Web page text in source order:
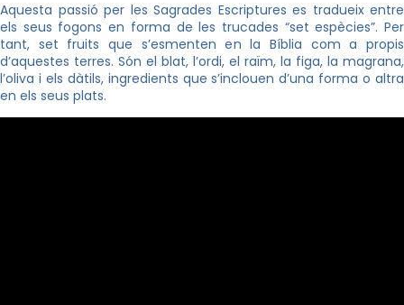
Aquesta passió per les Sagrades Escriptures es tradueix entre
els seus fogons en forma de les trucades “set espècies”. Per
tant, set fruits que s’esmenten en la Bíblia com a propis
d’aquestes terres. Són el blat, l’ordi, el raïm, la figa, la magrana,
l’oliva i els dàtils, ingredients que s’inclouen d’una forma o altra
en els seus plats.